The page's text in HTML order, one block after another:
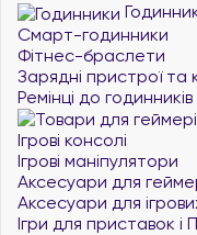
Смарт-годинники
Фітнес-браслети
Зарядні пристрої та
Ремінці до
Ігрові консолі
Ігрові маніпулятори
Аксесуари для
Аксесуари для
Ігри для приставок і